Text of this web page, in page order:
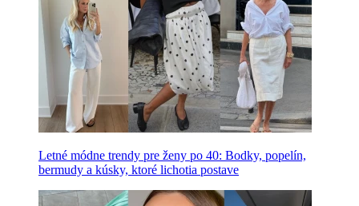
Letné módne trendy pre ženy po 40: Bodky, popelín,
bermudy a kúsky, ktoré lichotia postave